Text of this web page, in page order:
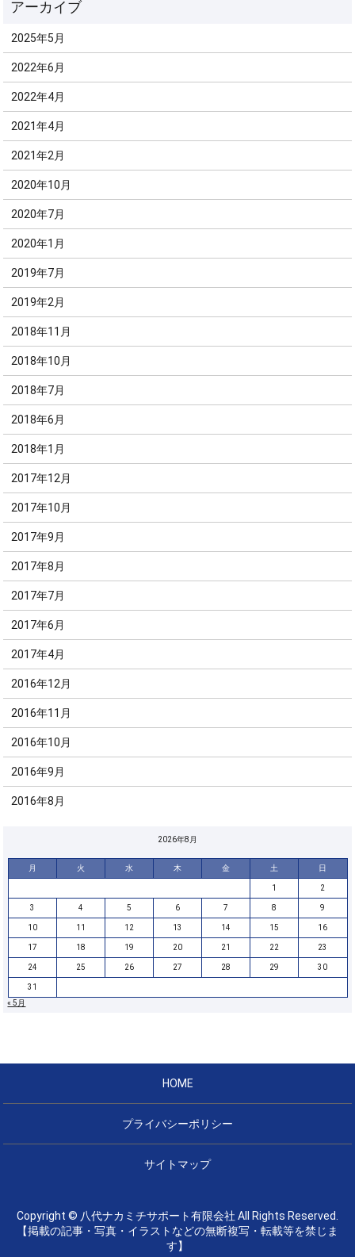
2025年5月
2022年6月
2022年4月
2021年4月
2021年2月
2020年10月
2020年7月
2020年1月
2019年7月
2019年2月
2018年11月
2018年10月
2018年7月
2018年6月
2018年1月
2017年12月
2017年10月
2017年9月
2017年8月
2017年7月
2017年6月
2017年4月
2016年12月
2016年11月
2016年10月
2016年9月
2016年8月
2026年8月
月 火 水 木 金 土 日
1 2
3 4 5 6 7 8 9
10 11 12 13 14 15 16
17 18 19 20 21 22 23
24 25 26 27 28 29 30
31
« 5月
HOME
プライバシーポリシー
サイトマップ
Copyright © 八代ナカミチサポート有限会社 All Rights Reserved.
【掲載の記事・写真・イラストなどの無断複写・転載等を禁じま
す】